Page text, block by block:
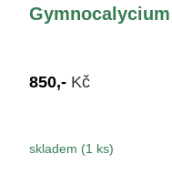
850,- Kč
skladem (1 ks)